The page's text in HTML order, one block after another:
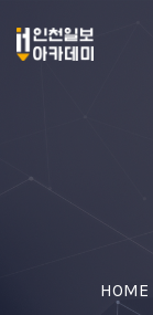
HOME